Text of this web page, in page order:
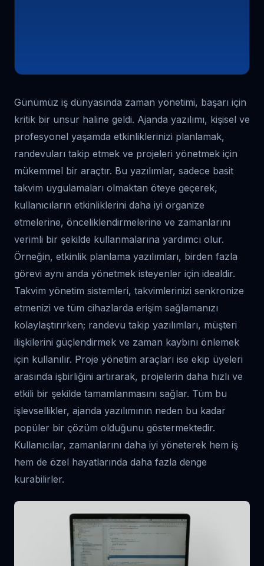
Günümüz iş dünyasında zaman yönetimi, başarı için
kritik bir unsur haline geldi. Ajanda yazılımı, kişisel ve
profesyonel yaşamda etkinliklerinizi planlamak,
randevuları takip etmek ve projeleri yönetmek için
mükemmel bir araçtır. Bu yazılımlar, sadece basit
takvim uygulamaları olmaktan öteye geçerek,
kullanıcıların etkinliklerini daha iyi organize
etmelerine, önceliklendirmelerine ve zamanlarını
verimli bir şekilde kullanmalarına yardımcı olur.
Örneğin, etkinlik planlama yazılımları, birden fazla
görevi aynı anda yönetmek isteyenler için idealdir.
Takvim yönetim sistemleri, takvimlerinizi senkronize
etmenizi ve tüm cihazlarda erişim sağlamanızı
kolaylaştırırken; randevu takip yazılımları, müşteri
ilişkilerini güçlendirmek ve zaman kaybını önlemek
için kullanılır. Proje yönetim araçları ise ekip üyeleri
arasında işbirliğini artırarak, projelerin daha hızlı ve
etkili bir şekilde tamamlanmasını sağlar. Tüm bu
işlevsellikler, ajanda yazılımının neden bu kadar
popüler bir çözüm olduğunu göstermektedir.
Kullanıcılar, zamanlarını daha iyi yöneterek hem iş
hem de özel hayatlarında daha fazla denge
kurabilirler.